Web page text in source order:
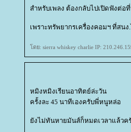
สำหรับเพลง ต้องกลับไปเปิดฟังต่อ
เพราะทรัพยากรเครื่องคอมฯ ที่สนง
ดย: sierra whiskey charlie IP:
หมิงหมิงเรียนอาทิตย์ล่ะวัน
ครั้งละ 45 นาทีเองครับพี่หนูหล่อ
งไม่ทันหายมันส์ก็หมดเวลาแล้วครั